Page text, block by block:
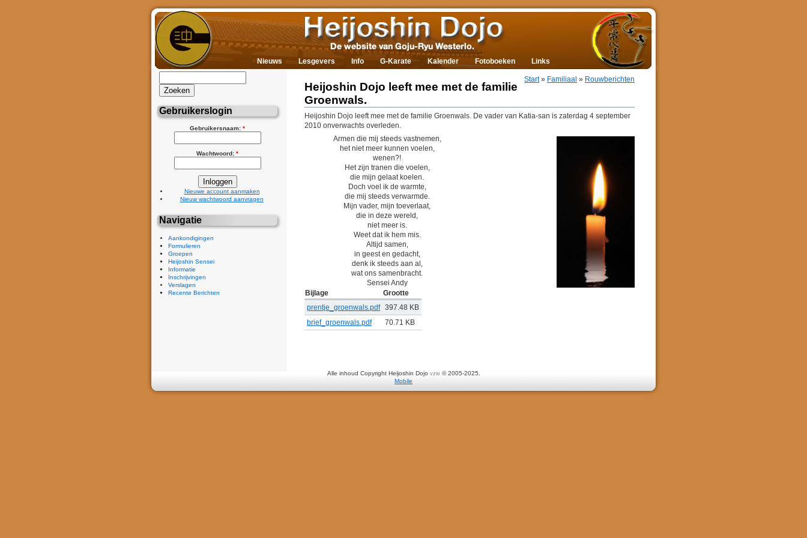
Nieuws Lesgevers Info G-Karate Kalender Fotoboeken Links
Gebruikerslogin
Gebruikersnaam: *
Wachtwoord: *
Nieuwe account aanmaken
Nieuw wachtwoord aanvragen
Navigatie
Aankondigingen
Formulieren
Groepen
Heijoshin Sensei
Informatie
Inschrijvingen
Verslagen
Recente Berichten
Start» Familiaal » Rouwberichten
Heijoshin Dojo leeft mee met de familie
Groenwals.
Heijoshin Dojo leeft mee met de familie Groenwals. De vader van Katia-san is zaterdag 4 september
2010 onverwachts overleden.
Armen die mij steeds vastnemen,
het niet meer kunnen voelen,
wenen?!
Het zijn tranen die voelen,
die mijn gelaat koelen.
Doch voel ik de warmte,
die mij steeds verwarmde.
Mijn vader, mijn toeverlaat,
die in deze wereld,
niet meer is.
Weet dat ik hem mis.
Altijd samen,
in geest en gedacht,
denk ik steeds aan al,
wat ons samenbracht.
Sensei Andy
Bijlage
Grootte
prentje_groenwals.pdf 397.48 KB
brief_groenwals.pdf
70.71 KB
Alle inhoud Copyright Heijoshin Dojo vzw© 2005-2025.
Mobile